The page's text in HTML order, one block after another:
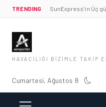
TRENDING
HAVACILIĞI BIZIMLE TAKIP
Cumartesi, Ağustos 8